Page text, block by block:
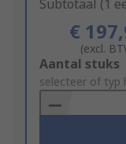
Subtotaal (1
€
(excl.
Add
to
Basket
Aantal stuks
selecteer of typ